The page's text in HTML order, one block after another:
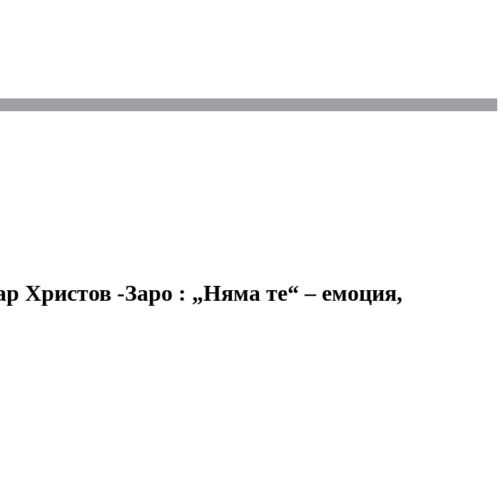
Христов -Заро : „Няма те“ – емоция,